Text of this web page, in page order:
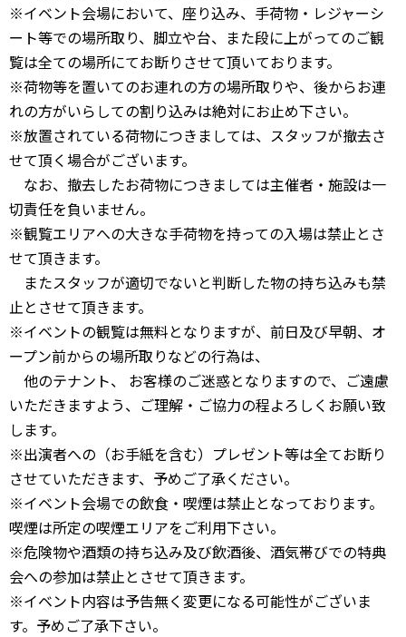
※イベント会場において、座り込み、手荷物・レジャーシ
ート等での場所取り、脚立や台、また段に上がってのご観
覧は全ての場所にてお断りさせて頂いております。
※荷物等を置いてのお連れの方の場所取りや、後からお連
れの方がいらしての割り込みは絶対にお止め下さい。
※放置されている荷物につきましては、スタッフが撤去さ
せて頂く場合がございます。
なお、撤去したお荷物につきましては主催者・施設は一
切責任を負いません。
※観覧エリアへの大きな手荷物を持っての入場は禁止とさ
せて頂きます。
またスタッフが適切でないと判断した物の持ち込みも禁
止とさせて頂きます。
※イベントの観覧は無料となりますが、前日及び早朝、オ
ープン前からの場所取りなどの行為は、
他のテナント、 お客様のご迷惑となりますので、ご遠慮
いただきますよう、ご理解・ご協力の程よろしくお願い致
します。
※出演者への（お手紙を含む）プレゼント等は全てお断り
させていただきます、予めご了承ください。
※イベント会場での飲食・喫煙は禁止となっております。
喫煙は所定の喫煙エリアをご利用下さい。
※危険物や酒類の持ち込み及び飲酒後、酒気帯びでの特典
会への参加は禁止とさせて頂きます。
※イベント内容は予告無く変更になる可能性がございま
す。予めご了承下さい。